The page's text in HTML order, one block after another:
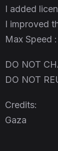
I added
I improved
Max Speed
DO NOT
DO NOT
Credits:
Gaza